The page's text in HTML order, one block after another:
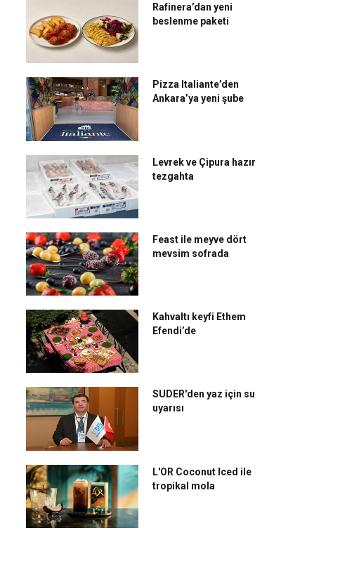
Kruvasan ile keyifli bir
lezzet şöleni
Rafinera’dan yeni
beslenme paketi
Pizza Italiante’den
Ankara’ya yeni şube
Levrek ve Çipura hazır
tezgahta
Feast ile meyve dört
mevsim sofrada
Kahvaltı keyfi Ethem
Efendi’de
SUDER'den yaz için su
uyarısı
L'OR Coconut Iced ile
tropikal mola